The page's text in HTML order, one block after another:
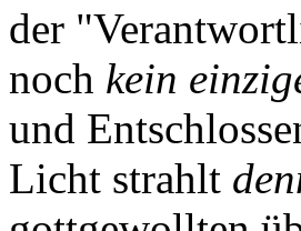
der
noch kein
und
Licht strahlt